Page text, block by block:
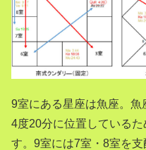
9室にある星座は魚座。
4度20分に位置している
す。9室には7室・8室を